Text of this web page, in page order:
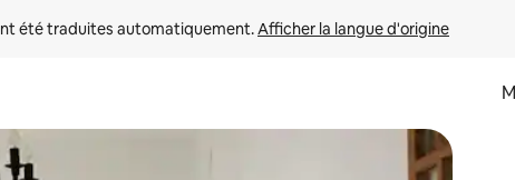
été traduites automatiquement. Afficher la langue d'origine